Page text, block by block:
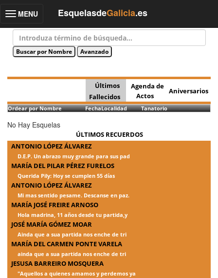
Toggle
MENU EsquelasdeGalicia.es
Últimos
Fallecidos
Agenda de
Actos
Aniversarios
Ordear por Nombre FechaLocalidad Tanatorio
No Hay Esquelas
ÚLTIMOS RECUERDOS
ANTONIO LÓPEZ ÁLVAREZ
D.E.P. Un abrazo muy grande para sus pad
MARÍA DEL PILAR PÉREZ FURELOS
Querida Pily: Hoy se cumplen 55 días
ANTONIO LÓPEZ ÁLVAREZ
Mi mas sentido pesame. Descanse en paz.
MARÍA JOSÉ FREIRE ARNOSO
Hola madrina, 11 años desde tu partida,y
JOSÉ MARÍA GÓMEZ MOAR
Ainda que a sua partida nos enche de tri
MARÍA DEL CARMEN PONTE VARELA
ainda que a sua partida nos enche de tri
JESUSA BARREIRO MOSQUERA
"Aquellos a quienes amamos y perdemos ya